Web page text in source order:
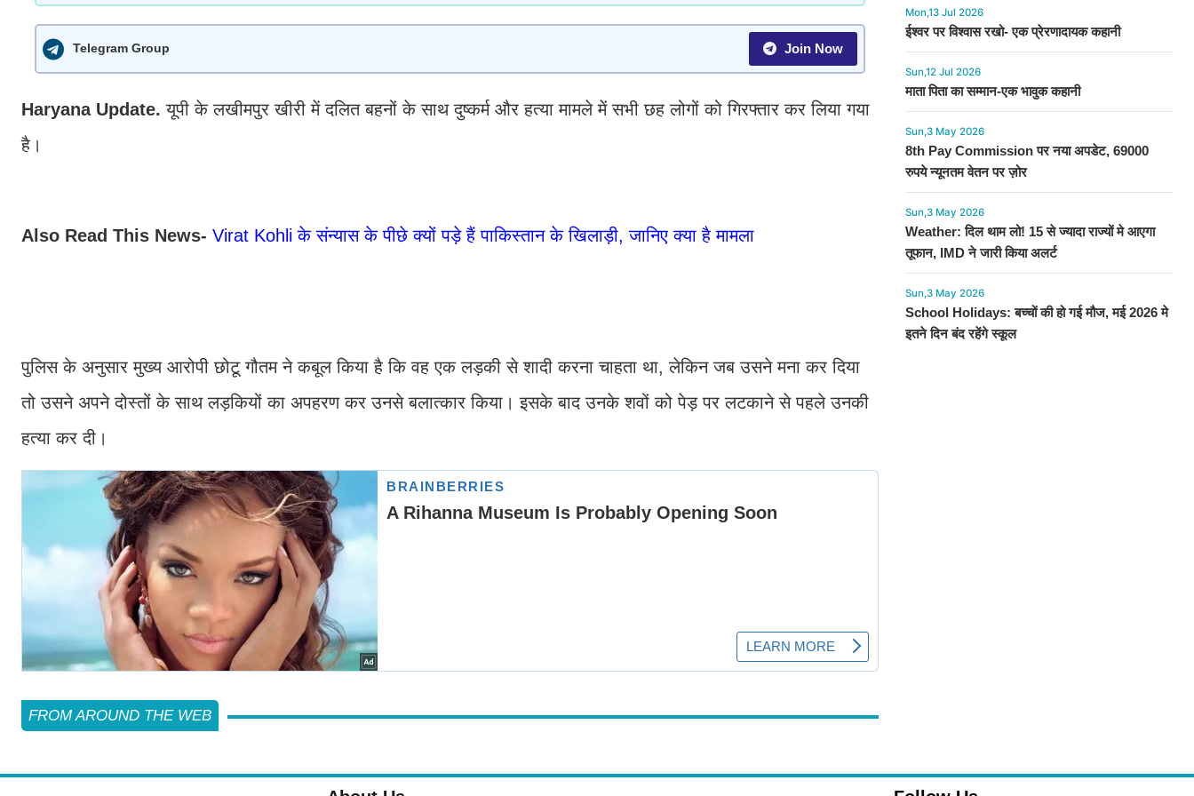
Telegram Group Join Now
Haryana Update.यूपी के लखीमपुर खीरी में दलित बहनों के साथ दुष्कर्म और हत्या मामले में सभी छह लोगों को गिरफ्तार कर लिया गया
है।
Also Read This News- Virat Kohli के संन्यास के पीछे क्यों पड़े हैं पाकिस्तान के खिलाड़ी, जानिए क्या है मामला
पुलिस के अनुसार मुख्य आरोपी छोटू गौतम ने कबूल किया है कि वह एक लड़की से शादी करना चाहता था, लेकिन जब उसने मना कर दिया
तो उसने अपने दोस्तों के साथ लड़कियों का अपहरण कर उनसे बलात्कार किया। इसके बाद उनके शवों को पेड़ पर लटकाने से पहले उनकी
हत्या कर दी।
FROM AROUND THE WEB
Mon,13 Jul 2026
ईश्वर पर विश्वास रखो- एक प्रेरणादायक कहानी
Sun,12 Jul 2026
माता पिता का सम्मान-एक भावुक कहानी
Sun,3 May 2026
8th Pay Commission पर नया अपडेट, 69000
रुपये न्यूनतम वेतन पर ज़ोर
Sun,3 May 2026
Weather: दिल थाम लो! 15 से ज्यादा राज्यों मे आएगा
तूफान, IMD ने जारी किया अलर्ट
Sun,3 May 2026
School Holidays: बच्चों की हो गई मौज, मई 2026 मे
इतने दिन बंद रहेंगे स्कूल